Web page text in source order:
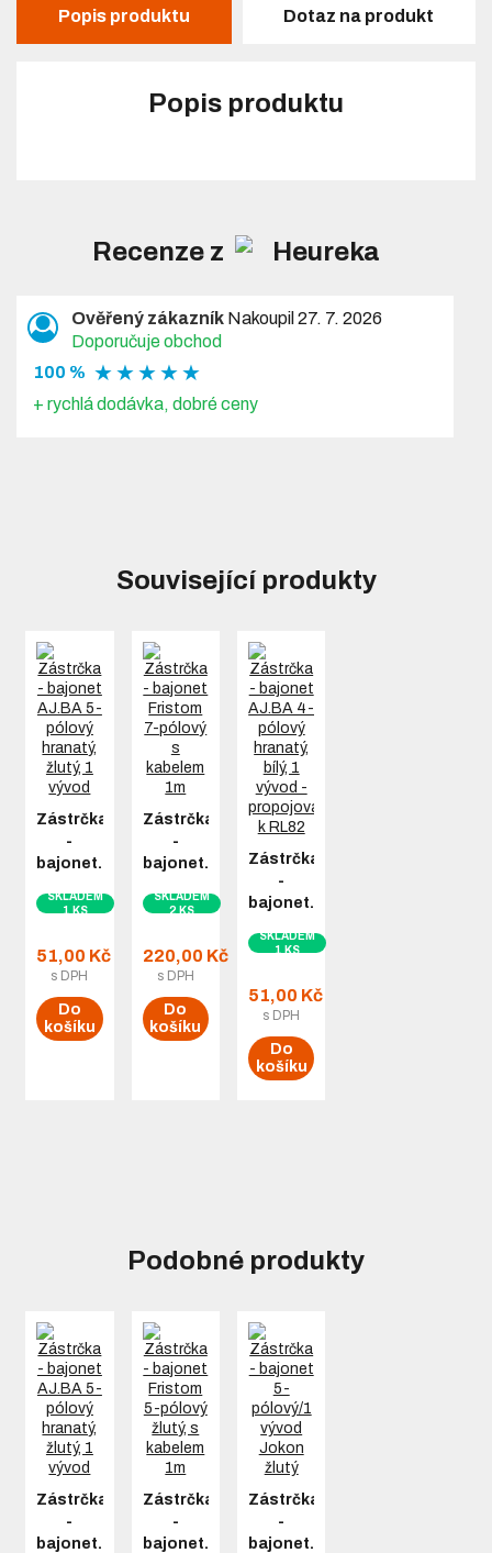
Popis produktu Dotaz na produkt
Popis produktu
Recenze z
Ověřený zákazník Nakoupil 27. 7. 2026
Doporučuje obchod
100 % ★ ★ ★ ★ ★
+ rychlá dodávka, dobré ceny
Související produkty
Zástrčka
-
bajonet…
SKLADEM
1 KS
51,00 Kč
s DPH
Do
košíku
Zástrčka
-
bajonet…
SKLADEM
2 KS
220,00 Kč
s DPH
Do
košíku
Zástrčka
-
bajonet…
SKLADEM
1 KS
51,00 Kč
s DPH
Do
košíku
Podobné produkty
Zástrčka
-
bajonet…
Zástrčka
-
bajonet…
Zástrčka
-
bajonet…